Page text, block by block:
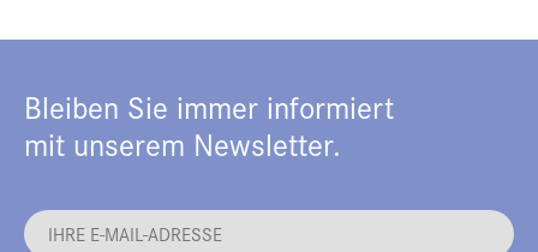
Bleiben Sie immer informiert
mit unserem Newsletter.